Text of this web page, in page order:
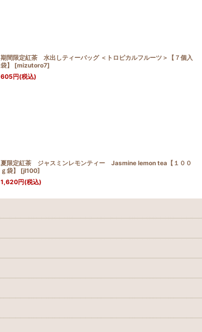
期間限定紅茶 水出しティーバッグ ＜トロピカルフルーツ＞【７個入
袋】
[mizutoro7]
605円(税込)
夏限定紅茶 ジャスミンレモンティー Jasmine lemon tea【１００
ｇ袋】
[jl100]
1,620円(税込)